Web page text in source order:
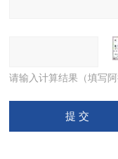
请输入计算结果（填写